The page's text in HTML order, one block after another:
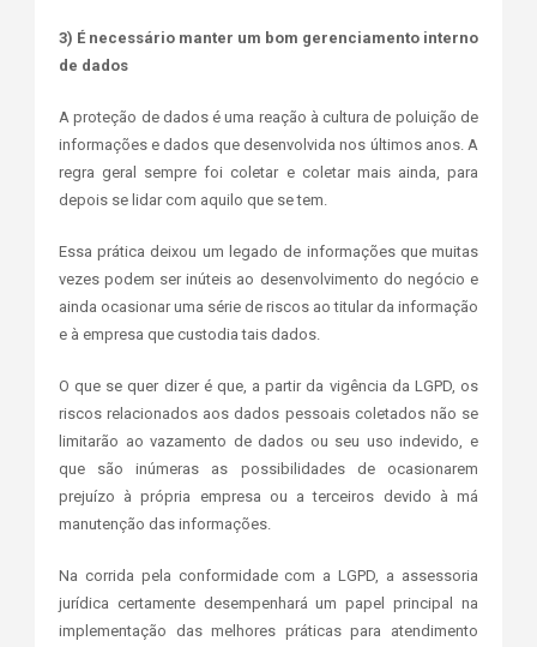
3) É necessário manter um bom gerenciamento interno
de dados
A proteção de dados é uma reação à cultura de poluição de
informações e dados que desenvolvida nos últimos anos. A
regra geral sempre foi coletar e coletar mais ainda, para
depois se lidar com aquilo que se tem.
Essa prática deixou um legado de informações que muitas
vezes podem ser inúteis ao desenvolvimento do negócio e
ainda ocasionar uma série de riscos ao titular da informação
e à empresa que custodia tais dados.
O que se quer dizer é que, a partir da vigência da LGPD, os
riscos relacionados aos dados pessoais coletados não se
limitarão ao vazamento de dados ou seu uso indevido, e
que são inúmeras as possibilidades de ocasionarem
prejuízo à própria empresa ou a terceiros devido à má
manutenção das informações.
Na corrida pela conformidade com a LGPD, a assessoria
jurídica certamente desempenhará um papel principal na
implementação das melhores práticas para atendimento